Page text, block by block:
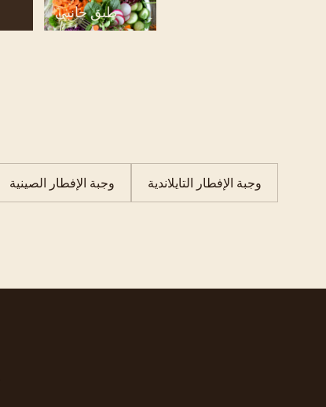
طبق جانبي
وجبة الإفطار الصينية وجبة الإفطار التايلاندية